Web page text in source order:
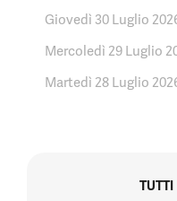
Giovedì 30 Luglio
Mercoledì 29 Luglio
Martedì 28 Luglio
TUTTI